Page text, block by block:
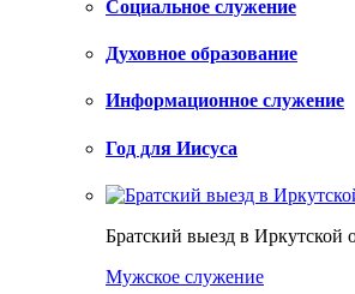
Социальное служение
Духовное образование
Информационное служение
Год для Иисуса
Братский выезд в Иркутской
Мужское служение